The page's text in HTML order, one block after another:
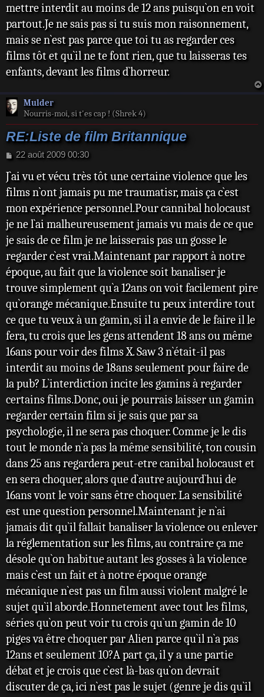
mettre interdit au moins de 12 ans puisqu`on en voit
partout.Je ne sais pas si tu suis mon raisonnement,
mais se n`est pas parce que toi tu as regarder ces
films tôt et qu`il ne te font rien, que tu laisseras tes
enfants, devant les films d`horreur.
Mulder
Nourris-moi, si t'es cap ! (Shrek 4)
RE:Liste de film Britannique
M
s
s
a
g
22 août 2009 00:30
J`ai vu et vécu très tôt une certaine violence que les
films n`ont jamais pu me traumatisr, mais ça c`est
mon expérience personnel.Pour cannibal holocaust
je ne l`ai malheureusement jamais vu mais de ce que
je sais de ce film je ne laisserais pas un gosse le
regarder c`est vrai.Maintenant par rapport à notre
époque, au fait que la violence soit banaliser je
trouve simplement qu`a 12ans on voit facilement pire
qu`orange mécanique.Ensuite tu peux interdire tout
ce que tu veux à un gamin, si il a envie de le faire il le
fera, tu crois que les gens attendent 18 ans ou même
16ans pour voir des films X. Saw 3 n`était-il pas
interdit au moins de 18ans seulement pour faire de
la pub? L`interdiction incite les gamins à regarder
certains films.Donc, oui je pourrais laisser un gamin
regarder certain film si je sais que par sa
psychologie, il ne sera pas choquer. Comme je le dis
tout le monde n`a pas la même sensibilité, ton cousin
dans 25 ans regardera peut-etre canibal holocaust et
en sera choquer, alors que d`autre aujourd`hui de
16ans vont le voir sans être choquer. La sensibilité
est une question personnel.Maintenant je n`ai
jamais dit qu`il fallait banaliser la violence ou enlever
la réglementation sur les films, au contraire ça me
désole qu`on habitue autant les gosses à la violence
mais c`est un fait et à notre époque orange
mécanique n`est pas un film aussi violent malgré le
sujet qu`il aborde.Honnetement avec tout les films,
séries qu`on peut voir tu crois qu`un gamin de 10
piges va être choquer par Alien parce qu`il n`a pas
12ans et seulement 10?A part ça, il y a une partie
débat et je crois que c`est là-bas qu`on devrait
discuter de ça, ici n`est pas le sujet (genre je dis qu`il